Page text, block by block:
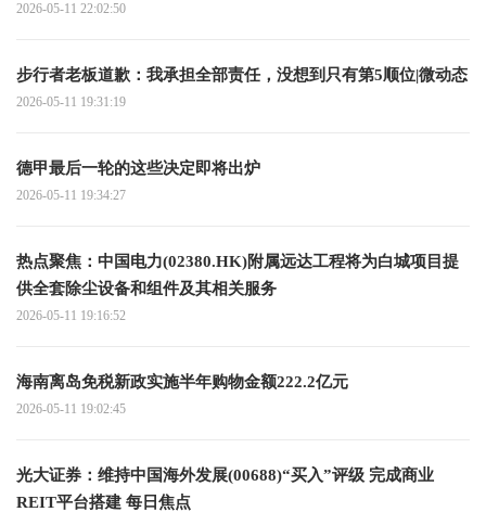
2026-05-11 22:02:50
步行者老板道歉：我承担全部责任，没想到只有第5顺位|微动态
2026-05-11 19:31:19
德甲最后一轮的这些决定即将出炉
2026-05-11 19:34:27
热点聚焦：中国电力(02380.HK)附属远达工程将为白城项目提
供全套除尘设备和组件及其相关服务
2026-05-11 19:16:52
海南离岛免税新政实施半年购物金额222.2亿元
2026-05-11 19:02:45
光大证券：维持中国海外发展(00688)“买入”评级 完成商业
REIT平台搭建 每日焦点